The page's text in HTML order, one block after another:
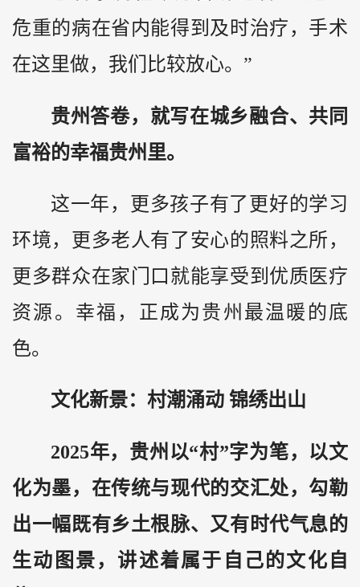
危重的病在省内能得到及时治疗，手术
在这里做，我们比较放心。”
贵州答卷，就写在城乡融合、共同
富裕的幸福贵州里。
这一年，更多孩子有了更好的学习
环境，更多老人有了安心的照料之所，
更多群众在家门口就能享受到优质医疗
资源。幸福，正成为贵州最温暖的底
色。
文化新景：村潮涌动 锦绣出山
2025年，贵州以“村”字为笔，以文
化为墨，在传统与现代的交汇处，勾勒
出一幅既有乡土根脉、又有时代气息的
生动图景，讲述着属于自己的文化自